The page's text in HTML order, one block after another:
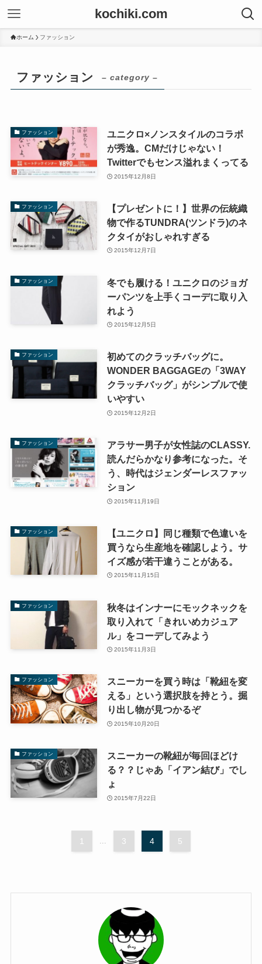
kochiki.com
ホーム ファッション
ファッション – category –
ファッション
ユニクロ×ノンスタイルのコラボ
が秀逸。CMだけじゃない！
Twitterでもセンス溢れまくってる
2015年12月8日
ファッション
【プレゼントに！】世界の伝統織
物で作るTUNDRA(ツンドラ)のネ
クタイがおしゃれすぎる
2015年12月7日
ファッション
冬でも履ける！ユニクロのジョガ
ーパンツを上手くコーデに取り入
れよう
2015年12月5日
ファッション
初めてのクラッチバッグに。
WONDER BAGGAGEの「3WAY
クラッチバッグ」がシンプルで使
いやすい
2015年12月2日
ファッション
アラサー男子が女性誌のCLASSY.
読んだらかなり参考になった。そ
う、時代はジェンダーレスファッ
ション
2015年11月19日
ファッション
【ユニクロ】同じ種類で色違いを
買うなら生産地を確認しよう。サ
イズ感が若干違うことがある。
2015年11月15日
ファッション
秋冬はインナーにモックネックを
取り入れて「きれいめカジュア
ル」をコーデしてみよう
2015年11月3日
ファッション
スニーカーを買う時は「靴紐を変
える」という選択肢を持とう。掘
り出し物が見つかるぞ
2015年10月20日
ファッション
スニーカーの靴紐が毎回ほどけ
る？？じゃあ「イアン結び」でし
ょ
2015年7月22日
1 3 4 5